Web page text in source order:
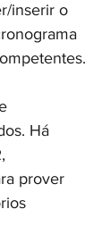
inserir o
Há
prover